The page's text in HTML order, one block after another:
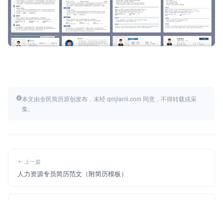
本文由全民简历原创发布，未经 qmjianli.com 同意，不得转载或采
集。
上一篇
人力资源专员简历范文（附简历模板）